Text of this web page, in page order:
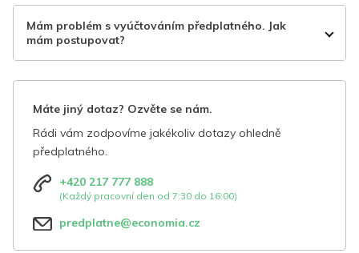
Mám problém s vyúčtováním předplatného. Jak
mám postupovat?
Máte jiný dotaz? Ozvěte se nám.
Rádi vám zodpovíme jakékoliv dotazy ohledně
předplatného.
+420 217 777 888
(Každý pracovní den od 7:30 do 16:00)
predplatne@economia.cz